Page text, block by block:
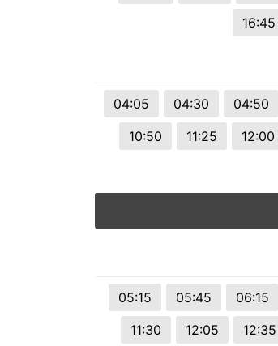
16:45
04:05 04:30 04:50
10:50
11:25 12:00
05:15 05:45 06:15
11:30
12:05 12:35